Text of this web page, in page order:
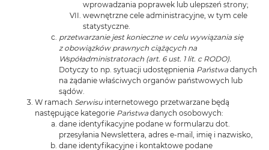
wprowadzania poprawek lub ulepszeń strony;
wewnętrzne cele administracyjne, w tym cele
statystyczne.
przetwarzanie jest konieczne w celu wywiązania się
z obowiązków prawnych ciążących na
Współadministratorach (art. 6 ust. 1 lit. c RODO).
Dotyczy to np. sytuacji udostępnienia Państwadanych
na żądanie właściwych organów państwowych lub
sądów.
W ramach Serwisuinternetowego przetwarzane będą
następujące kategorie Państwadanych osobowych:
dane identyfikacyjne podane w formularzu dot.
przesyłania Newslettera, adres e-mail, imię i nazwisko,
dane identyfikacyjne i kontaktowe podane